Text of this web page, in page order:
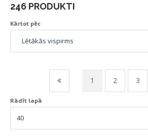
246 PRODUKTI
Kārtot pēc
1 2 3
Rādīt lapā